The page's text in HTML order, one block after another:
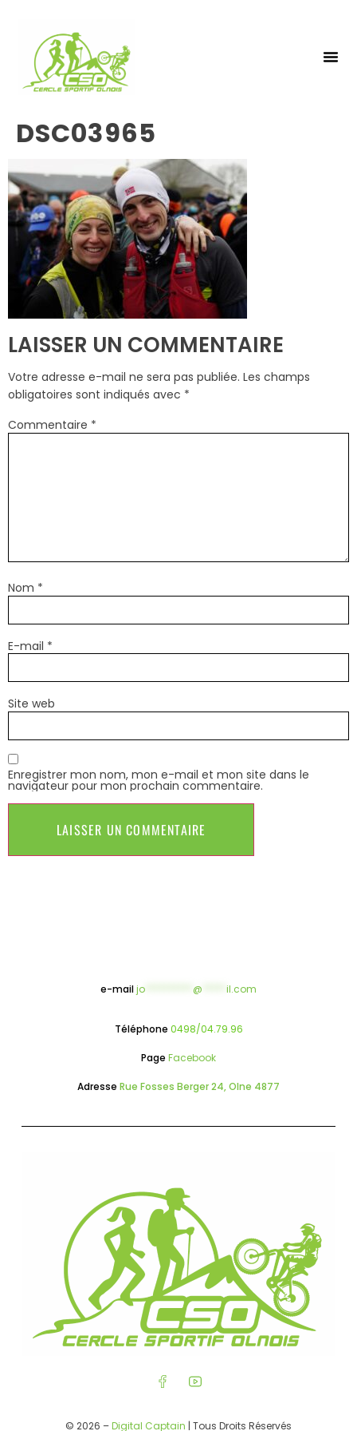
DSC03965
LAISSER UN COMMENTAIRE
Votre adresse e-mail ne sera pas publiée. Les champs
obligatoires sont indiqués avec *
Commentaire *
Nom *
E-mail *
Site web
Enregistrer mon nom, mon e-mail et mon site dans le
navigateur pour mon prochain commentaire.
e-mailjo @ il.com
Téléphone 0498/04.79.96
Page Facebook
Adresse Rue Fosses Berger 24, Olne 4877
© 2026 –Digital Captain | Tous Droits Réservés